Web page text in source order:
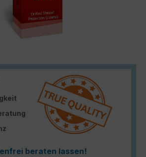
beraten lassen!